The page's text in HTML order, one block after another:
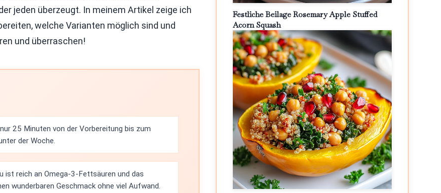
jeden überzeugt. In meinem Artikel zeige ich
welche Varianten möglich sind und
und überraschen!
25 Minuten von der Vorbereitung bis zum
der Woche.
ist reich an Omega-3-Fettsäuren und das
wunderbaren Geschmack ohne viel Aufwand.
Festliche Beilage Rosemary Apple Stuffed
Acorn Squash